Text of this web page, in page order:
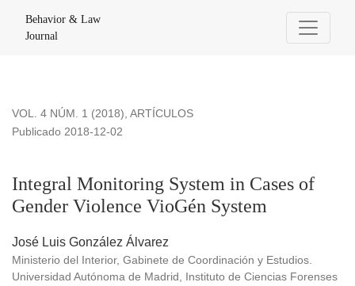
Behavior & Law
Journal
VOL. 4 NÚM. 1 (2018), ARTÍCULOS
Integral Monitoring System in Cases of
Gender Violence VioGén System
Publicado 2018-12-02
José Luis González Álvarez
Ministerio del Interior, Gabinete de Coordinación y Estudios.
Universidad Autónoma de Madrid, Instituto de Ciencias Forenses